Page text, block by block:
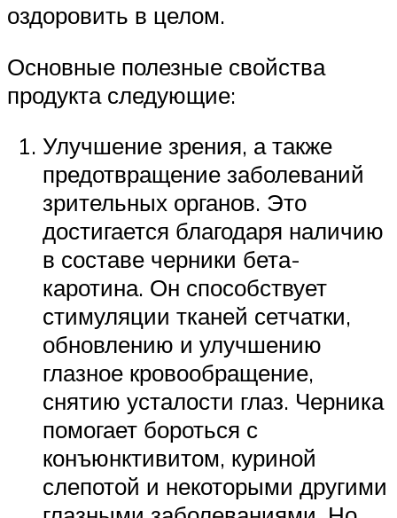
оздоровить в целом.
Основные полезные свойства
продукта следующие:
Улучшение зрения, а также
предотвращение заболеваний
зрительных органов. Это
достигается благодаря наличию
в составе черники бета-
каротина. Он способствует
стимуляции тканей сетчатки,
обновлению и улучшению
глазное кровообращение,
снятию усталости глаз. Черника
помогает бороться с
конъюнктивитом, куриной
слепотой и некоторыми другими